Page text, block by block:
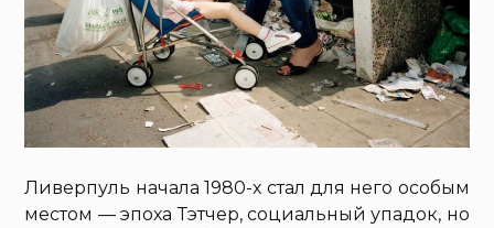
Ливерпуль начала 1980-х стал для него особым
местом — эпоха Тэтчер, социальный упадок, но